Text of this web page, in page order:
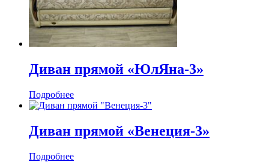
Диван прямой «ЮлЯна-3»
Подробнее
Диван прямой «Венеция-3»
Подробнее